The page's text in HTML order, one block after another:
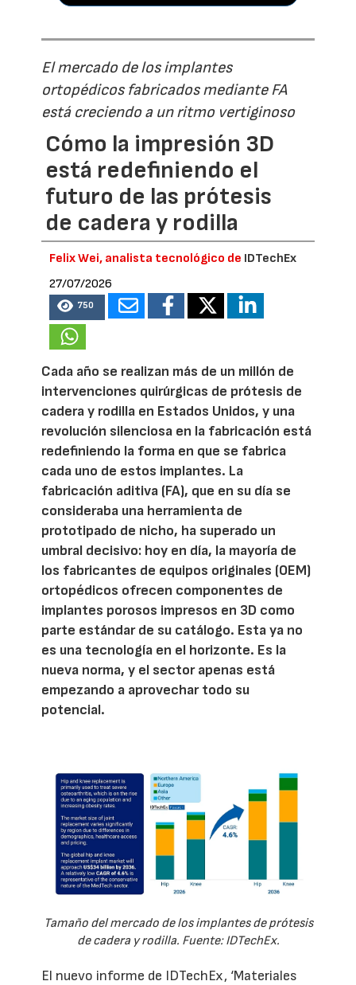
El mercado de los implantes
ortopédicos fabricados mediante FA
está creciendo a un ritmo vertiginoso
Cómo la impresión 3D
está redefiniendo el
futuro de las prótesis
de cadera y rodilla
Felix Wei, analista tecnológico de IDTechEx
27/07/2026
750
Cada año se realizan más de un millón de
intervenciones quirúrgicas de prótesis de
cadera y rodilla en Estados Unidos, y una
revolución silenciosa en la fabricación está
redefiniendo la forma en que se fabrica
cada uno de estos implantes. La
fabricación aditiva (FA), que en su día se
consideraba una herramienta de
prototipado de nicho, ha superado un
umbral decisivo: hoy en día, la mayoría de
los fabricantes de equipos originales (OEM)
ortopédicos ofrecen componentes de
implantes porosos impresos en 3D como
parte estándar de su catálogo. Esta ya no
es una tecnología en el horizonte. Es la
nueva norma, y el sector apenas está
empezando a aprovechar todo su
potencial.
Tamaño del mercado de los implantes de prótesis
de cadera y rodilla. Fuente: IDTechEx.
El nuevo informe de IDTechEx, ‘Materiales